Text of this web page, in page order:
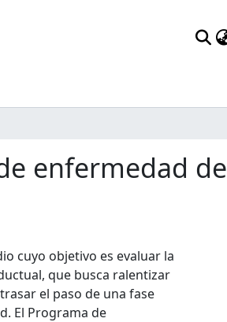
enfermedad de
cuyo objetivo es evaluar la
que busca ralentizar
el paso de una fase
El Programa de